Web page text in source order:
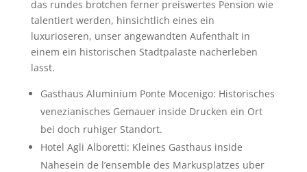
das rundes brotchen ferner preiswertes Pension wie
talentiert werden, hinsichtlich eines ein
luxurioseren, unser angewandten Aufenthalt in
einem ein historischen Stadtpalaste nacherleben
lasst.
Gasthaus Aluminium Ponte Mocenigo: Historisches
venezianisches Gemauer inside Drucken ein Ort
bei doch ruhiger Standort.
Hotel Agli Alboretti: Kleines Gasthaus inside
Nahesein de l’ensemble des Markusplatzes uber